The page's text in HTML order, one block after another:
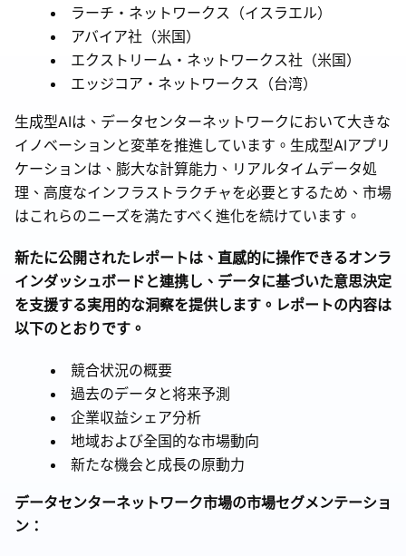
ラーチ・ネットワークス（イスラエル）
アバイア社（米国）
エクストリーム・ネットワークス社（米国）
エッジコア・ネットワークス（台湾）
生成型AIは、データセンターネットワークにおいて大きな
イノベーションと変革を推進しています。生成型AIアプリ
ケーションは、膨大な計算能力、リアルタイムデータ処
理、高度なインフラストラクチャを必要とするため、市場
はこれらのニーズを満たすべく進化を続けています。
新たに公開されたレポートは、直感的に操作できるオンラ
インダッシュボードと連携し、データに基づいた意思決定
を支援する実用的な洞察を提供します。レポートの内容は
以下のとおりです。
競合状況の概要
過去のデータと将来予測
企業収益シェア分析
地域および全国的な市場動向
新たな機会と成長の原動力
データセンターネットワーク市場の市場セグメンテーショ
ン：